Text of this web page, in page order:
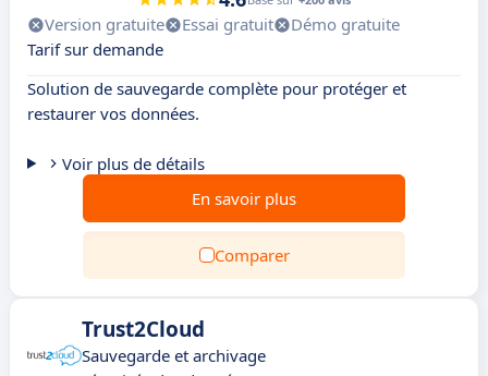
Version gratuite Essai gratuit
Démo gratuite
Tarif sur demande
Solution de sauvegarde complète pour protéger et
restaurer vos données.
Voir plus de détails
En savoir plus
Comparer
Trust2Cloud
Sauvegarde et archivage